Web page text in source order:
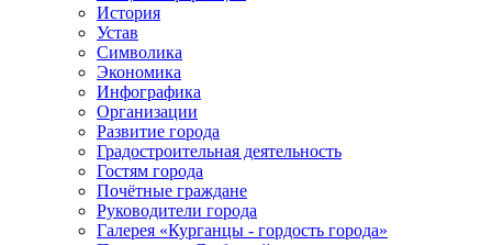
История
Устав
Символика
Экономика
Инфографика
Организации
Развитие города
Градостроительная деятельность
Гостям города
Почётные граждане
Руководители города
Галерея «Курганцы - гордость города»